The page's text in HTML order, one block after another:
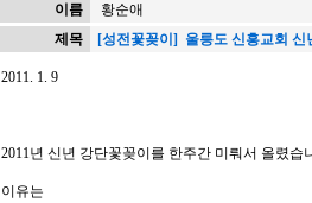
이름
황순애
제목
[성전꽃꽂이] 울릉도 신흥교회 신
2011. 1. 9
2011년 신년 강단꽃꽂이를 한주간 미뤄서 올렸습
이유는